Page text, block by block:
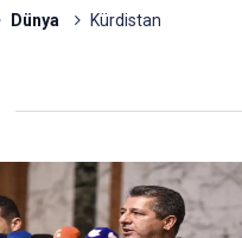
Dünya Kürdistan